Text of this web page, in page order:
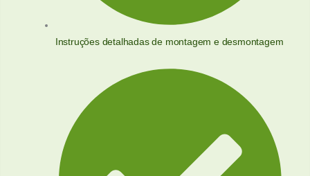
Instruções detalhadas de montagem e desmontagem